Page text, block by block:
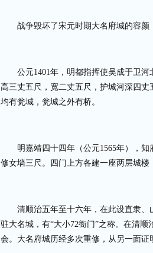
战争毁坏了宋元时期大名府城的容颜
公元1401年，明都指挥使吴成于卫河
高三丈五尺，宽二丈五尺，护城河深四
均有瓮城，瓮城之外有桥。
明嘉靖四十四年（公元1565年），知
修女墙三尺。四门上方各建一座两层城楼
清顺治五年至十六年，在此设直隶
驻大名城，有“大小72衙门”之称。在清顺
会。大名府城历经多次重修，从另一面证